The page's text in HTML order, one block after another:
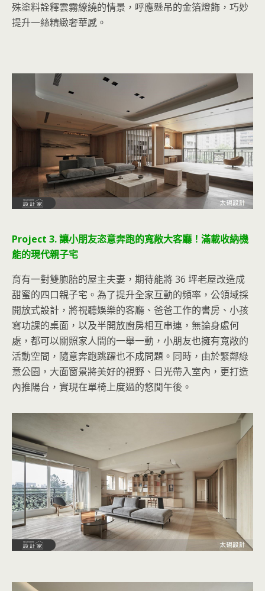
殊塗料詮釋雲霧繚繞的情景，呼應懸吊的金箔燈飾，巧妙
提升一絲精緻奢華感。
Project 3. 讓小朋友恣意奔跑的寬敞大客廳！滿載收納機
能的現代親子宅
育有一對雙胞胎的屋主夫妻，期待能將 36 坪老屋改造成
甜蜜的四口親子宅。為了提升全家互動的頻率，公領域採
開放式設計，將視聽娛樂的客廳、爸爸工作的書房、小孩
寫功課的桌面，以及半開放廚房相互串連，無論身處何
處，都可以關照家人間的一舉一動，小朋友也擁有寬敞的
活動空間，隨意奔跑跳躍也不成問題。同時，由於緊鄰綠
意公園，大面窗景將美好的視野、日光帶入室內，更打造
內推陽台，實現在單椅上度過的悠閒午後。